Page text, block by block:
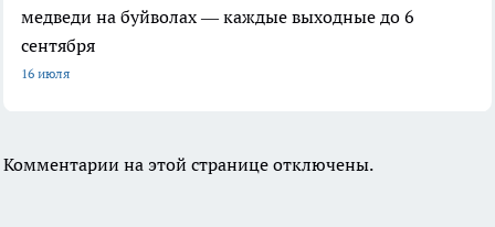
медведи на буйволах — каждые выходные до 6
сентября
16 июля
Комментарии на этой странице отключены.